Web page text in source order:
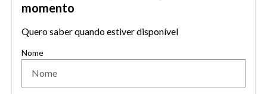
momento
Quero saber quando estiver disponível